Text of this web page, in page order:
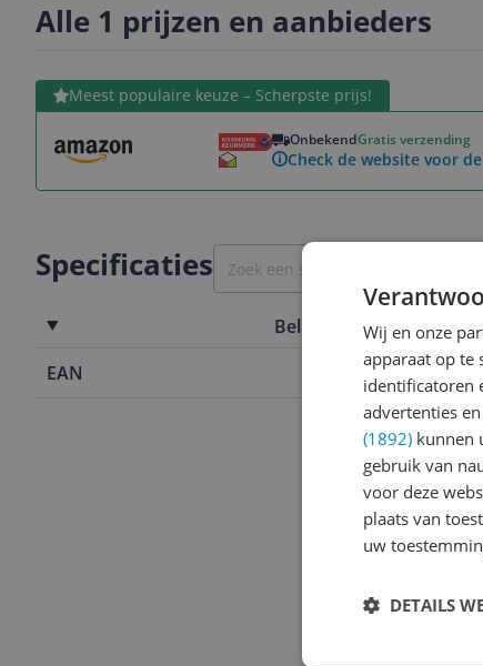
Alle 1 prijzen en aanbieders
Meest populaire keuze – Scherpste prijs!
OnbekendGratis verzending
Check de website voor
Bekijk product
Specificaties
Belangrijkste
EAN
Wij en onze
apparaat op te
identificatoren
advertenties
(1892) kunnen
gebruik van
voor deze
plaats van
uw
DETAILS